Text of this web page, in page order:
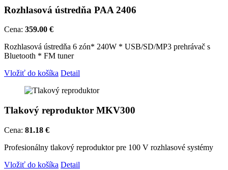
Rozhlasová ústredňa PAA 2406
Cena: 359.00 €
Rozhlasová ústredňa 6 zón* 240W * USB/SD/MP3 prehrávač s
Bluetooth * FM tuner
Vložiť do košíka Detail
Tlakový reproduktor MKV300
Cena: 81.18 €
Profesionálny tlakový reproduktor pre 100 V rozhlasové systémy
Vložiť do košíka Detail